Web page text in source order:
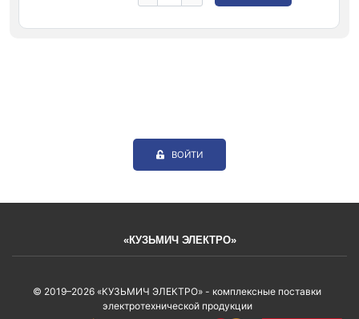
ВОЙТИ
«КУЗЬМИЧ ЭЛЕКТРО»
© 2019–2026 «КУЗЬМИЧ ЭЛЕКТРО» - комплексные поставки
электротехнической продукции